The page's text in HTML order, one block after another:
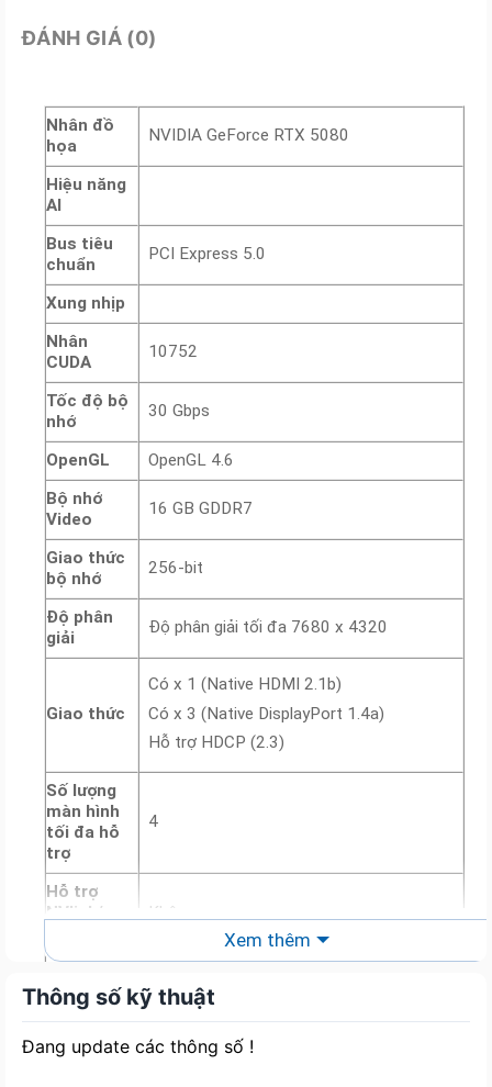
ĐÁNH GIÁ (0)
Nhân đồ
họa
NVIDIA GeForce RTX 5080
Hiệu năng
AI
Bus tiêu
chuẩn
PCI Express 5.0
Xung nhịp
Nhân
CUDA
10752
Tốc độ bộ
nhớ
30 Gbps
OpenGL
OpenGL 4.6
Bộ nhớ
Video
16 GB GDDR7
Giao thức
bộ nhớ
256-bit
Độ phân
giải
Độ phân giải tối đa 7680 x 4320
Giao thức
Có x 1 (Native HDMI 2.1b)
Có x 3 (Native DisplayPort 1.4a)
Hỗ trợ HDCP (2.3)
Số lượng
màn hình
tối đa hỗ
trợ
4
Hỗ trợ
NVlink/
Không
Phụ kiện
1 x Móc dán và vòng Velcro ASUS
1 x Thẻ cảm ơn
1 x Cáp chuyển đổi (1 đến 3)​
Xem thêm
Thông số kỹ thuật
Đang update các thông số !